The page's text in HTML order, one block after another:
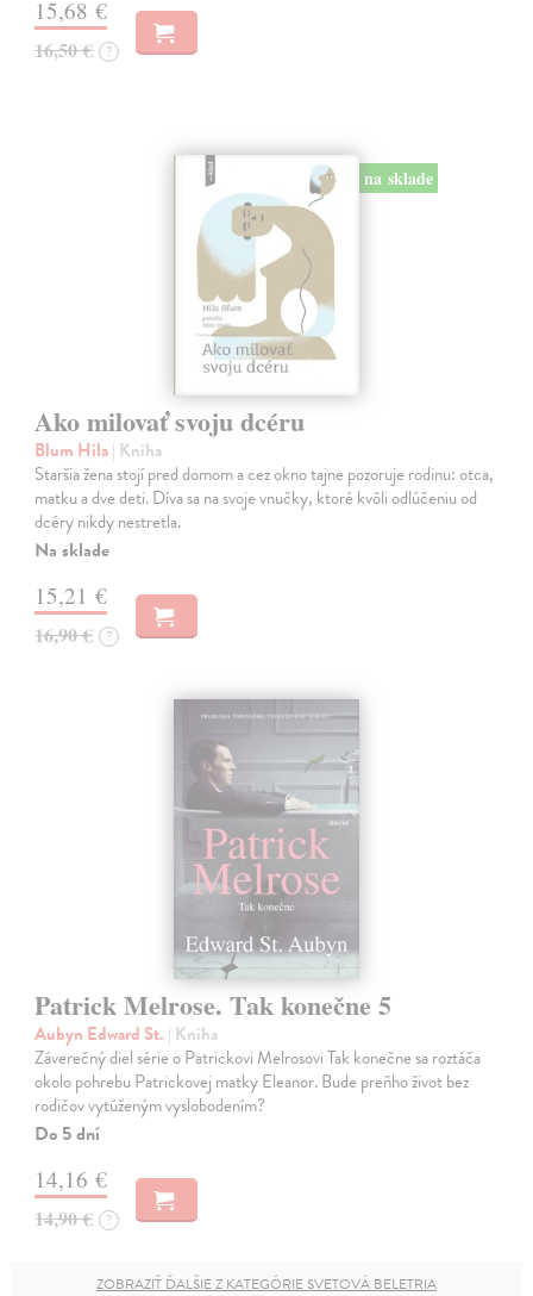
15,68 €
16,50 € ?
na sklade
Ako milovať svoju dcéru
Blum Hila| Kniha
Staršia žena stojí pred domom a cez okno tajne pozoruje rodinu: otca,
matku a dve deti. Díva sa na svoje vnučky, ktoré kvôli odlúčeniu od
dcéry nikdy nestretla.
Na sklade
15,21 €
16,90 € ?
Patrick Melrose. Tak konečne 5
Aubyn Edward St. | Kniha
Záverečný diel série o Patrickovi Melrosovi Tak konečne sa roztáča
okolo pohrebu Patrickovej matky Eleanor. Bude preňho život bez
rodičov vytúženým vyslobodením?
Do 5 dní
14,16 €
14,90 € ?
ZOBRAZIŤ ĎALŠIE Z KATEGÓRIE SVETOVÁ BELETRIA